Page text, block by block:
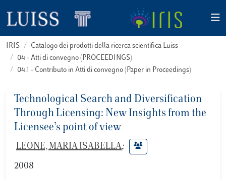
IRIS
Catalogo dei prodotti della ricerca scientifica Luiss
04 - Atti di convegno (PROCEEDINGS)
04.1 - Contributo in Atti di convegno (Paper in Proceedings)
Technological Search and Diversification
Through Licensing: New Insights from the
Licensee’s point of view
LEONE, MARIA ISABELLA;
2008